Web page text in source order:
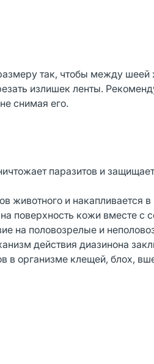
так, чтобы между шеей
излишек ленты.
снимая его.
паразитов и
животного и накапливается в
поверхность кожи вместе с
на половозрелые и
действия диазинона
в организме клещей, блох,